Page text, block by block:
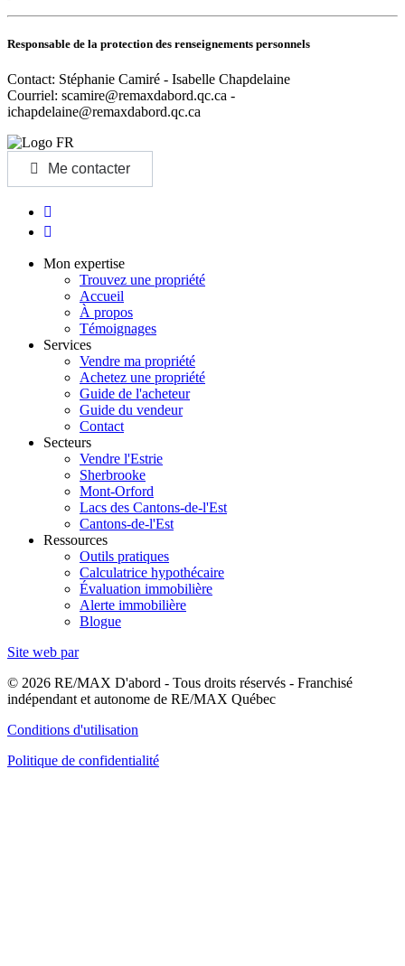
Responsable de la protection des renseignements personnels
Contact: Stéphanie Camiré - Isabelle Chapdelaine
Courriel: scamire@remaxdabord.qc.ca -
ichapdelaine@remaxdabord.qc.ca
Me contacter
Mon expertise
Trouvez une propriété
Accueil
À propos
Témoignages
Services
Vendre ma propriété
Achetez une propriété
Guide de l'acheteur
Guide du vendeur
Contact
Secteurs
Vendre l'Estrie
Sherbrooke
Mont-Orford
Lacs des Cantons-de-l'Est
Cantons-de-l'Est
Ressources
Outils pratiques
Calculatrice hypothécaire
Évaluation immobilière
Alerte immobilière
Blogue
Site web par
© 2026 RE/MAX D'abord - Tous droits réservés - Franchisé
indépendant et autonome de RE/MAX Québec
Conditions d'utilisation
Politique de confidentialité